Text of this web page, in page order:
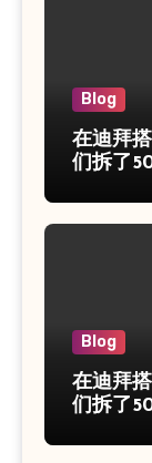
Blog
在迪拜
们拆了
Blog
在迪拜
们拆了